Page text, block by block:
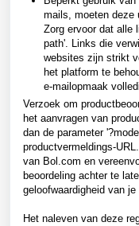
mails, moeten deze
Zorg ervoor dat alle
path'. Links die
websites zijn strikt
het platform te
e-mailopmaak
Verzoek om
het aanvragen van
dan de parameter
productvermeldings-
van Bol.com en
beoordeling achter te
geloofwaardigheid van
Het naleven van deze